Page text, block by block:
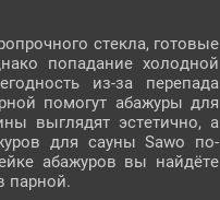
стекла, готовые
попадание холодной
из-за перепада
помогут абажуры для
выглядят эстетично, а
для сауны Sawo по-
абажуров вы найдёте
парной.